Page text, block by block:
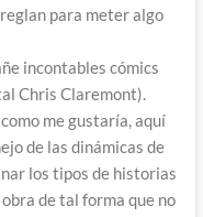
para meter algo
incontables cómics
Chris Claremont).
me gustaría, aquí
de las dinámicas de
los tipos de historias
de tal forma que no